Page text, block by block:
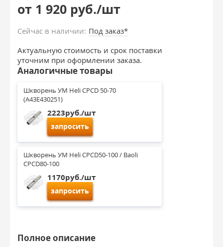
от 1 920 руб./шт
Сейчас в наличии: Под заказ*
Актуальную стоимость и срок поставки
уточним при оформлении заказа.
Аналогичные товары
Шкворень УМ Heli CPCD 50-70
(A43E430251)
2223руб./шт
запросить
Шкворень УМ Heli CPCD50-100 / Baoli
CPCD80-100
1170руб./шт
запросить
Полное описание